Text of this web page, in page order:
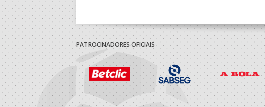
Vermoim
2022/23
A.A. Braga
Associação Cultural de
Vermoim
A.A. Braga
Associação Cultural de
Vermoim
PATROCINADORES OFICIAIS